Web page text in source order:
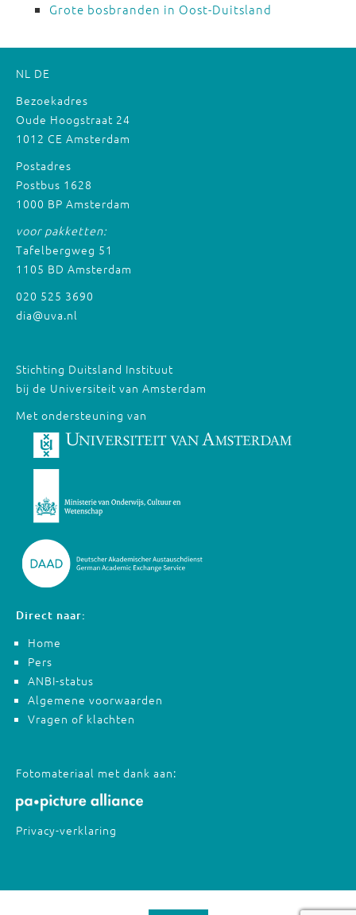
Grote bosbranden in Oost-Duitsland
NL DE
Bezoekadres
Oude Hoogstraat 24
1012 CE Amsterdam
Postadres
Postbus 1628
1000 BP Amsterdam
voor pakketten:
Tafelbergweg 51
1105 BD Amsterdam
020 525 3690
dia@uva.nl
Stichting Duitsland Instituut
bij de Universiteit van Amsterdam
Met ondersteuning van
Direct naar:
Home
Pers
ANBI-status
Algemene voorwaarden
Vragen of klachten
Fotomateriaal met dank aan:
Privacy-verklaring